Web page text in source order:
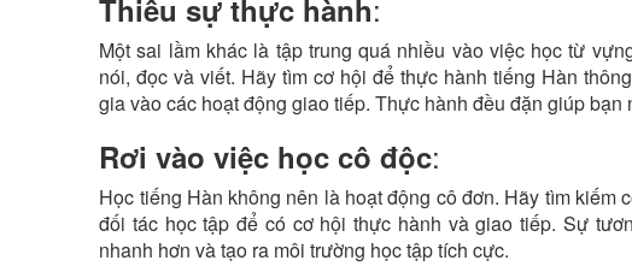
Thiếu sự thực hành:
Một sai lầm khác là tập trung quá nhiều vào việc học từ
nói, đọc và viết. Hãy tìm cơ hội để thực hành tiếng Hàn
gia vào các hoạt động giao tiếp. Thực hành đều đặn giúp
Rơi vào việc học cô độc:
Học tiếng Hàn không nên là hoạt động cô đơn. Hãy tìm kiếm
đối tác học tập để có cơ hội thực hành và giao tiếp. Sự
nhanh hơn và tạo ra môi trường học tập tích cực.